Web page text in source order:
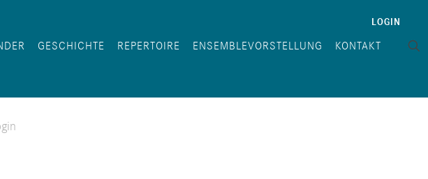
LOGIN
GESCHICHTE REPERTOIRE ENSEMBLEVORSTELLUNG KONTAKT